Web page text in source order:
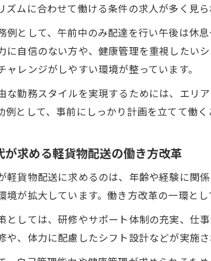
ズムに合わせて働ける条件の求人が多く見
例として、午前中のみ配達を行い午後は休
に自信のない方や、健康管理を重視したい
ャレンジがしやすい環境が整っています。
な勤務スタイルを実現するためには、エリ
例として、事前にしっかり計画を立てて働
が求める軽貨物配送の働き方改革
軽貨物配送に求めるのは、年齢や経験に関
境が拡大しています。働き方改革の一環と
としては、研修やサポート体制の充実、仕
や、体力に配慮したシフト設計などが実施